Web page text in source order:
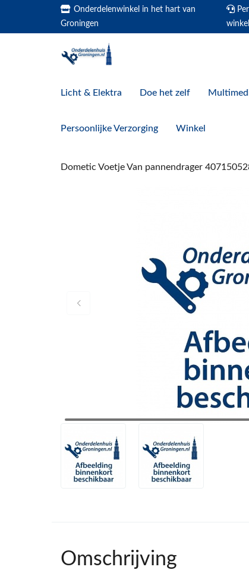
Onderdelenwinkel in het hart van
Groningen
winkel
Licht & Elektra Doe het zelf
Persoonlijke Verzorging Winkel
Dometic Voetje Van pannendrager
Omschrijving